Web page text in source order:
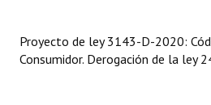
Actas de Sesión
Proyecto de ley 3143-D-2020:
Consumidor. Derogación de la ley